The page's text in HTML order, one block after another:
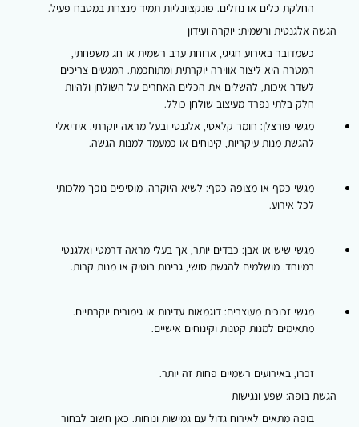
החלקת כלים או נוזלים. פונקציונליות תמיד מנצחת במטבח פעיל.
הגשה אלגנטית ורשמית: יוקרה ועידון
כשמדובר באירוע חגיגי, ארוחת ערב רשמית או חג משפחתי,
המטרה היא ליצור אווירה יוקרתית ומתוחכמת. המגשים צריכים
לשדר איכות, להשלים את הכלים האחרים על השולחן ולהיות
חלק בלתי נפרד מעיצוב שולחן כולל.
מגשי פורצלן: חומר קלאסי, אלגנטי ובעל מראה יוקרתי. אידיאלי
להגשת מנות עיקריות, קינוחים או כמעמד למנות הגשה.
מגשי כסף או מצופה כסף: לשיא היוקרה. מוסיפים נופך מלכותי
לכל אירוע.
מגשי שיש או אבן: כבדים יותר, אך בעלי מראה דרמטי ואלגנטי
במיוחד. מושלמים להגשת סושי, גבינות בוטיק או מנות קרות.
מגשי זכוכית מעוצבים: דוגמאות עדינות או גימורים יוקרתיים.
מתאימים למנות קטנות וקינוחים אישיים.
זכרו, באירועים רשמיים פחות זה יותר.
הגשת בופה: שפע ונגישות
בופה מתאים לאירוח גדול עם גמישות ונוחות. כאן חשוב לבחור